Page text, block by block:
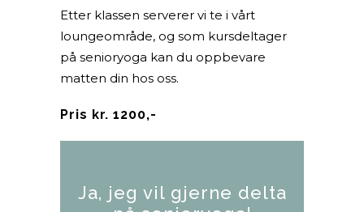
Etter klassen serverer vi te i vårt
loungeområde, og som kursdeltager
på senioryoga kan du oppbevare
matten din hos oss.
Pris kr. 1200,-
Ja, jeg vil gjerne delta